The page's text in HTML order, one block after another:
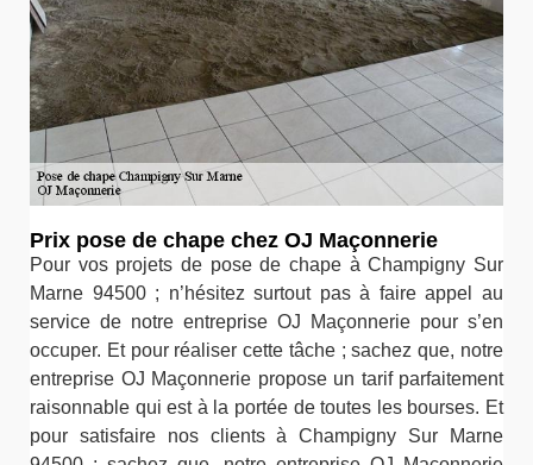
Prix pose de chape chez OJ Maçonnerie
Pour vos projets de pose de chape à Champigny Sur
Marne 94500 ; n’hésitez surtout pas à faire appel au
service de notre entreprise OJ Maçonnerie pour s’en
occuper. Et pour réaliser cette tâche ; sachez que, notre
entreprise OJ Maçonnerie propose un tarif parfaitement
raisonnable qui est à la portée de toutes les bourses. Et
pour satisfaire nos clients à Champigny Sur Marne